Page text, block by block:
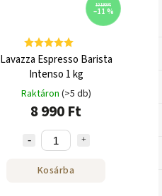
10 190 Ft
–11 %
Lavazza Espresso Barista
Intenso 1 kg
Raktáron (>5 db)
8 990 Ft
Kosárba